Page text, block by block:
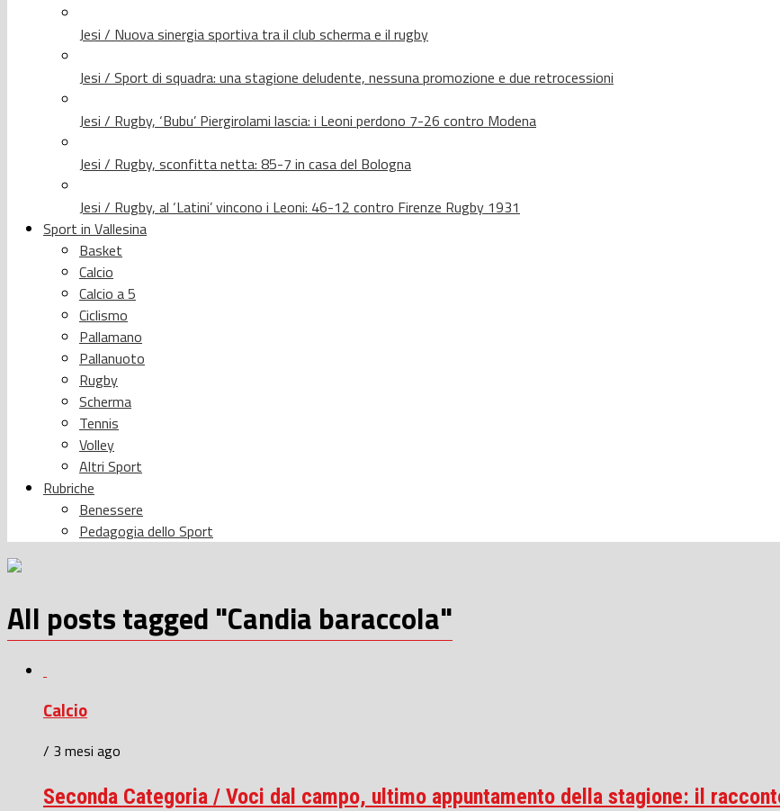
Jesi / Nuova sinergia sportiva tra il club scherma e il rugby
Jesi / Sport di squadra: una stagione deludente, nessuna promozione e due retrocessioni
Jesi / Rugby, ‘Bubu’ Piergirolami lascia: i Leoni perdono 7-26 contro Modena
Jesi / Rugby, sconfitta netta: 85-7 in casa del Bologna
Jesi / Rugby, al ‘Latini’ vincono i Leoni: 46-12 contro Firenze Rugby 1931
Sport in Vallesina
Basket
Calcio
Calcio a 5
Ciclismo
Pallamano
Pallanuoto
Rugby
Scherma
Tennis
Volley
Altri Sport
Rubriche
Benessere
Pedagogia dello Sport
All posts tagged "Candia baraccola"
Calcio
/ 3 mesi ago
Seconda Categoria / Voci dal campo, ultimo appuntamento della stagione: il